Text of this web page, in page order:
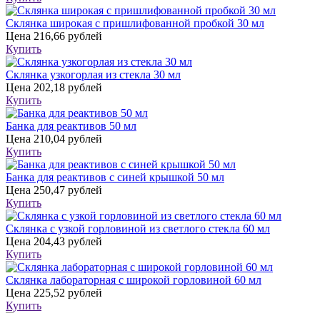
Склянка широкая с пришлифованной пробкой 30 мл
Цена 216,66 рублей
Купить
Склянка узкогорлая из стекла 30 мл
Цена 202,18 рублей
Купить
Банка для реактивов 50 мл
Цена 210,04 рублей
Купить
Банка для реактивов с синей крышкой 50 мл
Цена 250,47 рублей
Купить
Склянка с узкой горловиной из светлого стекла 60 мл
Цена 204,43 рублей
Купить
Склянка лабораторная с широкой горловиной 60 мл
Цена 225,52 рублей
Купить